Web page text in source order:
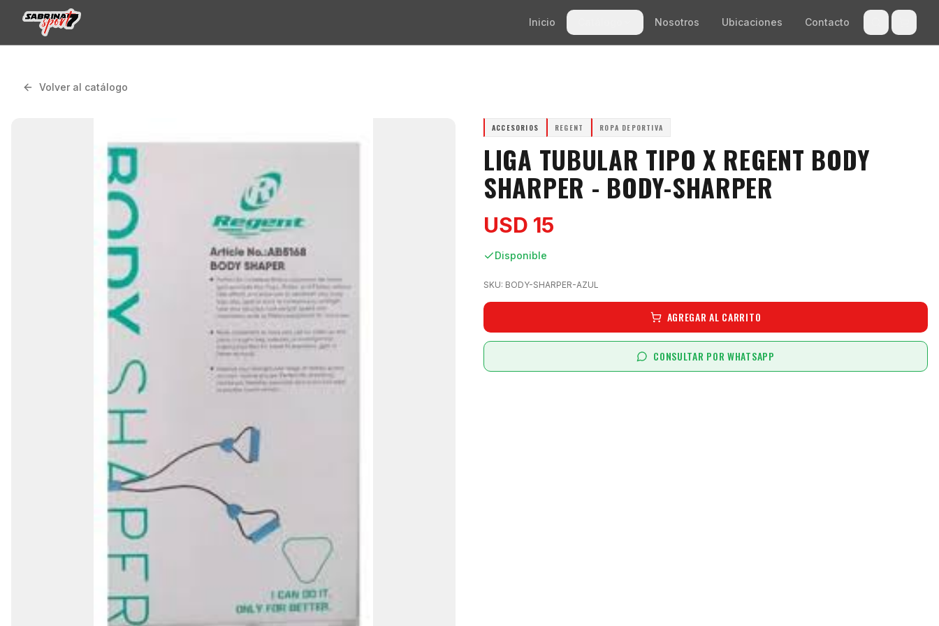
Inicio Nosotros Ubicaciones Contacto
Volver al catálogo
ACCESORIOS REGENT ROPA DEPORTIVA
LIGA TUBULAR TIPO X REGENT BODY
SHARPER - BODY-SHARPER
USD 15
Disponible
SKU: BODY-SHARPER-AZUL
AGREGAR AL CARRITO
CONSULTAR POR WHATSAPP